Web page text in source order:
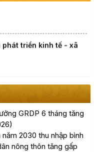
đẩy nhanh tiến độ giải
Thông cáo báo chí
6 tháng đầu năm 2026
triển kinh tế - xã
cao tốc Khánh
tư công đến hết
GRDP 6 tháng tăng
năm 2030 thu nhập bình
nông thôn tăng gấp